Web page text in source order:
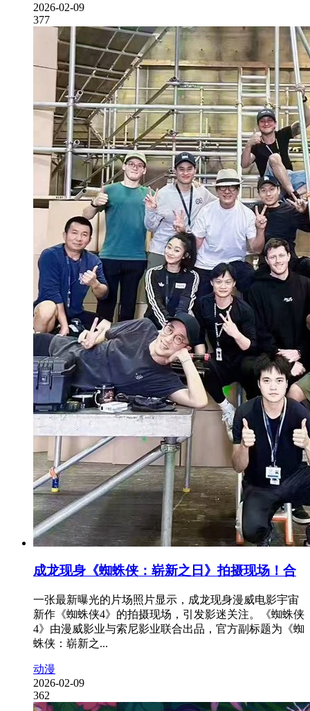
2026-02-09
377
成龙现身《蜘蛛侠：崭新之日》拍摄现场！合
一张最新曝光的片场照片显示，成龙现身漫威电影宇宙
新作《蜘蛛侠4》的拍摄现场，引发影迷关注。《蜘蛛侠
4》由漫威影业与索尼影业联合出品，官方副标题为《蜘
蛛侠：崭新之...
动漫
2026-02-09
362